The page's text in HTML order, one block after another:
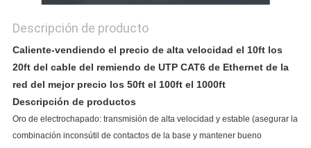
Descripción de producto
Caliente-vendiendo el precio de alta velocidad el 10ft los
20ft del cable del remiendo de UTP CAT6 de Ethernet de la
red del mejor precio los 50ft el 100ft el 1000ft
Descripción de productos
Oro de electrochapado: transmisión de alta velocidad y estable (asegurar la
combinación inconsútil de contactos de la base y mantener bueno